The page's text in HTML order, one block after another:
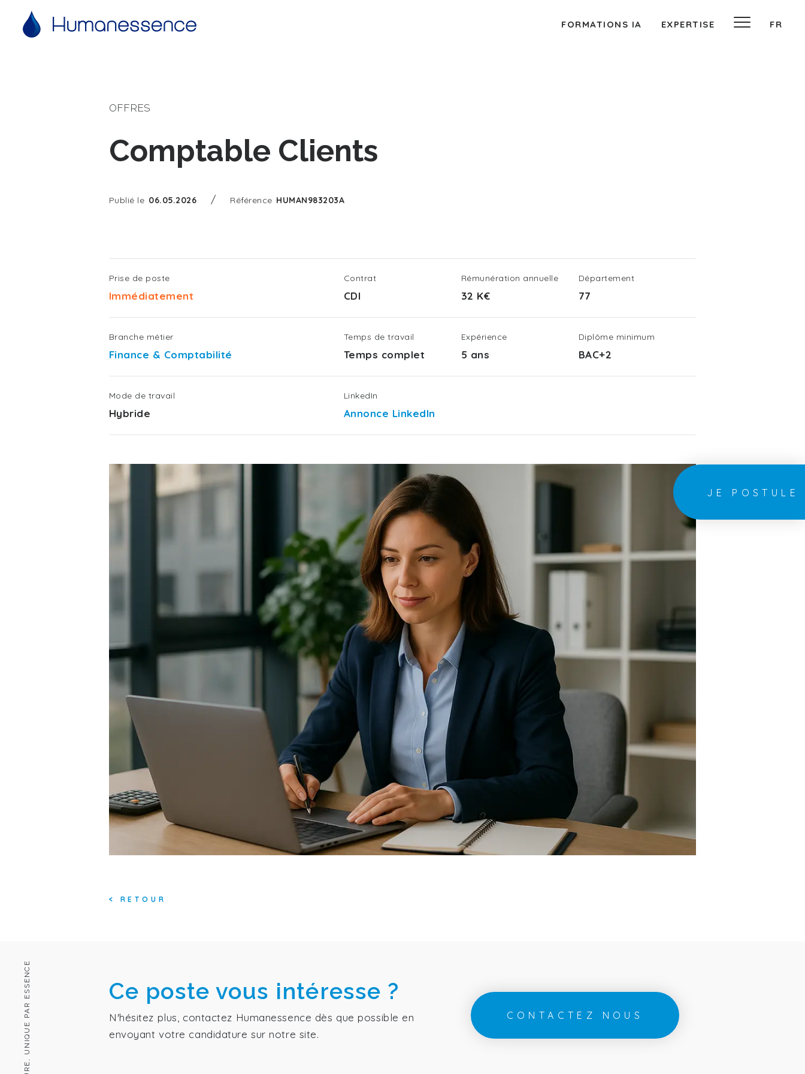
FORMATIONS IA EXPERTISE FR
OFFRES
Comptable Clients
Publié le 06.05.2026 / Référence HUMAN983203A
Prise de poste
Immédiatement
Contrat
CDI
Rémunération annuelle
32 K€
Département
77
Branche métier
Finance & Comptabilité
Temps de travail
Temps complet
Expérience
5 ans
Diplôme minimum
BAC+2
Mode de travail
Hybride
LinkedIn
Annonce LinkedIn
< RETOUR
JE POSTULE
Ce poste vous intéresse ?
N'hésitez plus, contactez Humanessence dès que possible en
envoyant votre candidature sur notre site.
CONTACTEZ NOUS